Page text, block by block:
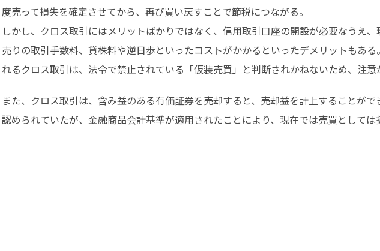
度売って損失を確定させてから、再び買い戻すことで節税につながる。
しかし、クロス取引にはメリットばかりではなく、信用取引口座の開設が必要なうえ
売りの取引手数料、貸株料や逆日歩といったコストがかかるといったデメリットもあ
れるクロス取引は、法令で禁止されている「仮装売買」と判断されかねないため、注意
また、クロス取引は、含み益のある有価証券を売却すると、売却益を計上することが
認められていたが、金融商品会計基準が適用されたことにより、現在では売買としては